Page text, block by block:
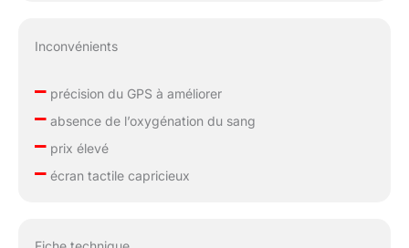
Inconvénients
–précision du GPS à améliorer
–absence de l’oxygénation du sang
–prix élevé
–écran tactile capricieux